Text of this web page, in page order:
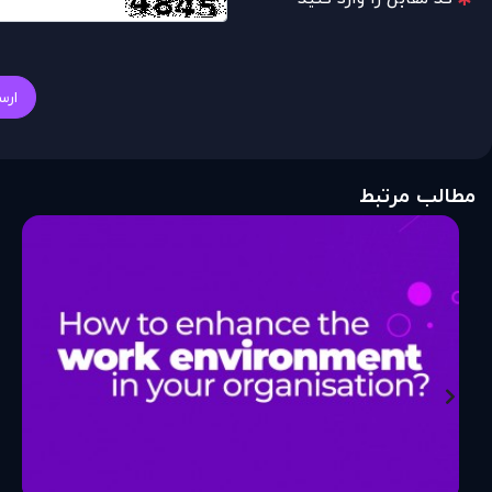
مطالب مرتبط